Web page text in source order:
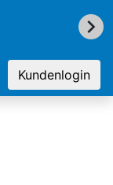
Kundenlogin